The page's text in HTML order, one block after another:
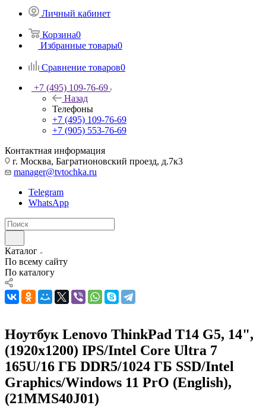
Личный кабинет
Корзина0
Избранные товары0
Сравнение товаров0
+7 (495) 109-76-69
Назад
Телефоны
+7 (495) 109-76-69
+7 (905) 553-76-69
Контактная информация
г. Москва, Багратионовский проезд, д.7к3
manager@tvtochka.ru
Telegram
WhatsApp
Каталог
По всему сайту
По каталогу
Ноутбук Lenovo ThinkPad T14 G5, 14",
(1920x1200) IPS/Intel Core Ultra 7
165U/16 ГБ DDR5/1024 ГБ SSD/Intel
Graphics/Windows 11 PrO (English),
(21MMS40J01)